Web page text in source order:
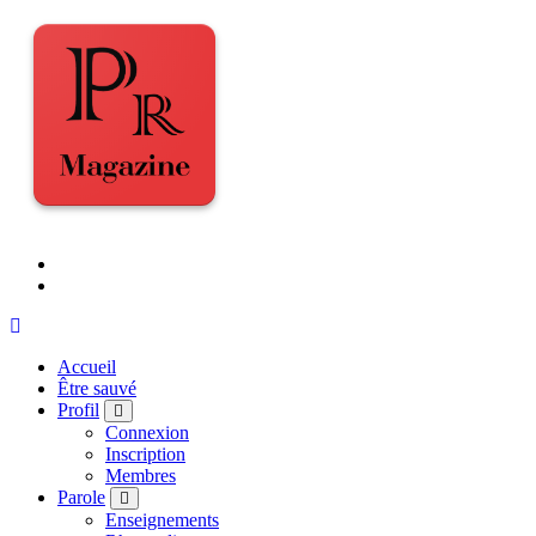
Accueil
Être sauvé
Profil
Connexion
Inscription
Membres
Parole
Enseignements